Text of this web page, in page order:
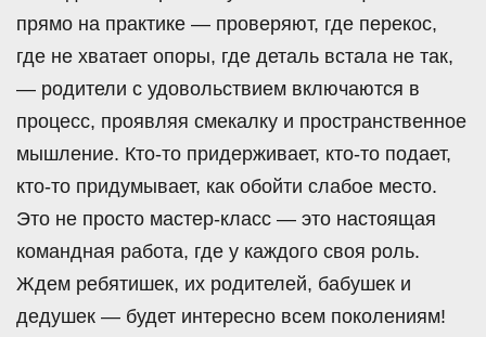
прямо на практике — проверяют, где перекос,
где не хватает опоры, где деталь встала не так,
— родители с удовольствием включаются в
процесс, проявляя смекалку и пространственное
мышление. Кто-то придерживает, кто-то подает,
кто-то придумывает, как обойти слабое место.
Это не просто мастер-класс — это настоящая
командная работа, где у каждого своя роль.
Ждем ребятишек, их родителей, бабушек и
дедушек — будет интересно всем поколениям!